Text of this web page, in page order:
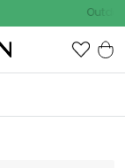
Outdoor